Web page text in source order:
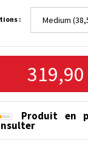
:
Produit en